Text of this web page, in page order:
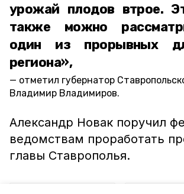
урожай плодов втрое.
также можно
один из прорывных
региона»,
отметил губернатор
Владимир Владимиров.
Александр Новак поручил
ведомствам проработать
главы Ставрополья.